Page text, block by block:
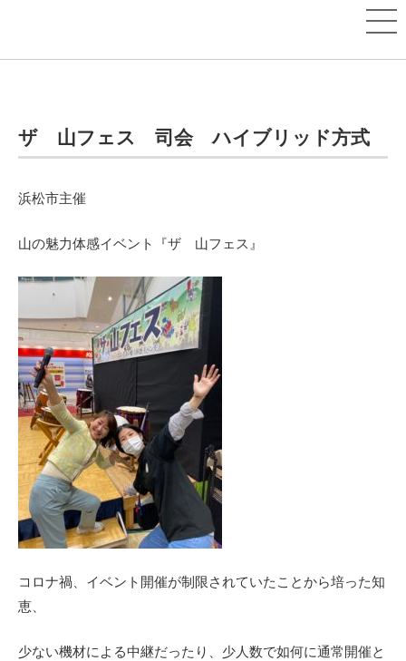
ザ 山フェス 司会 ハイブリッド方式
浜松市主催
山の魅力体感イベント『ザ 山フェス』
コロナ禍、イベント開催が制限されていたことから培った知
恵、
少ない機材による中継だったり、少人数で如何に通常開催と